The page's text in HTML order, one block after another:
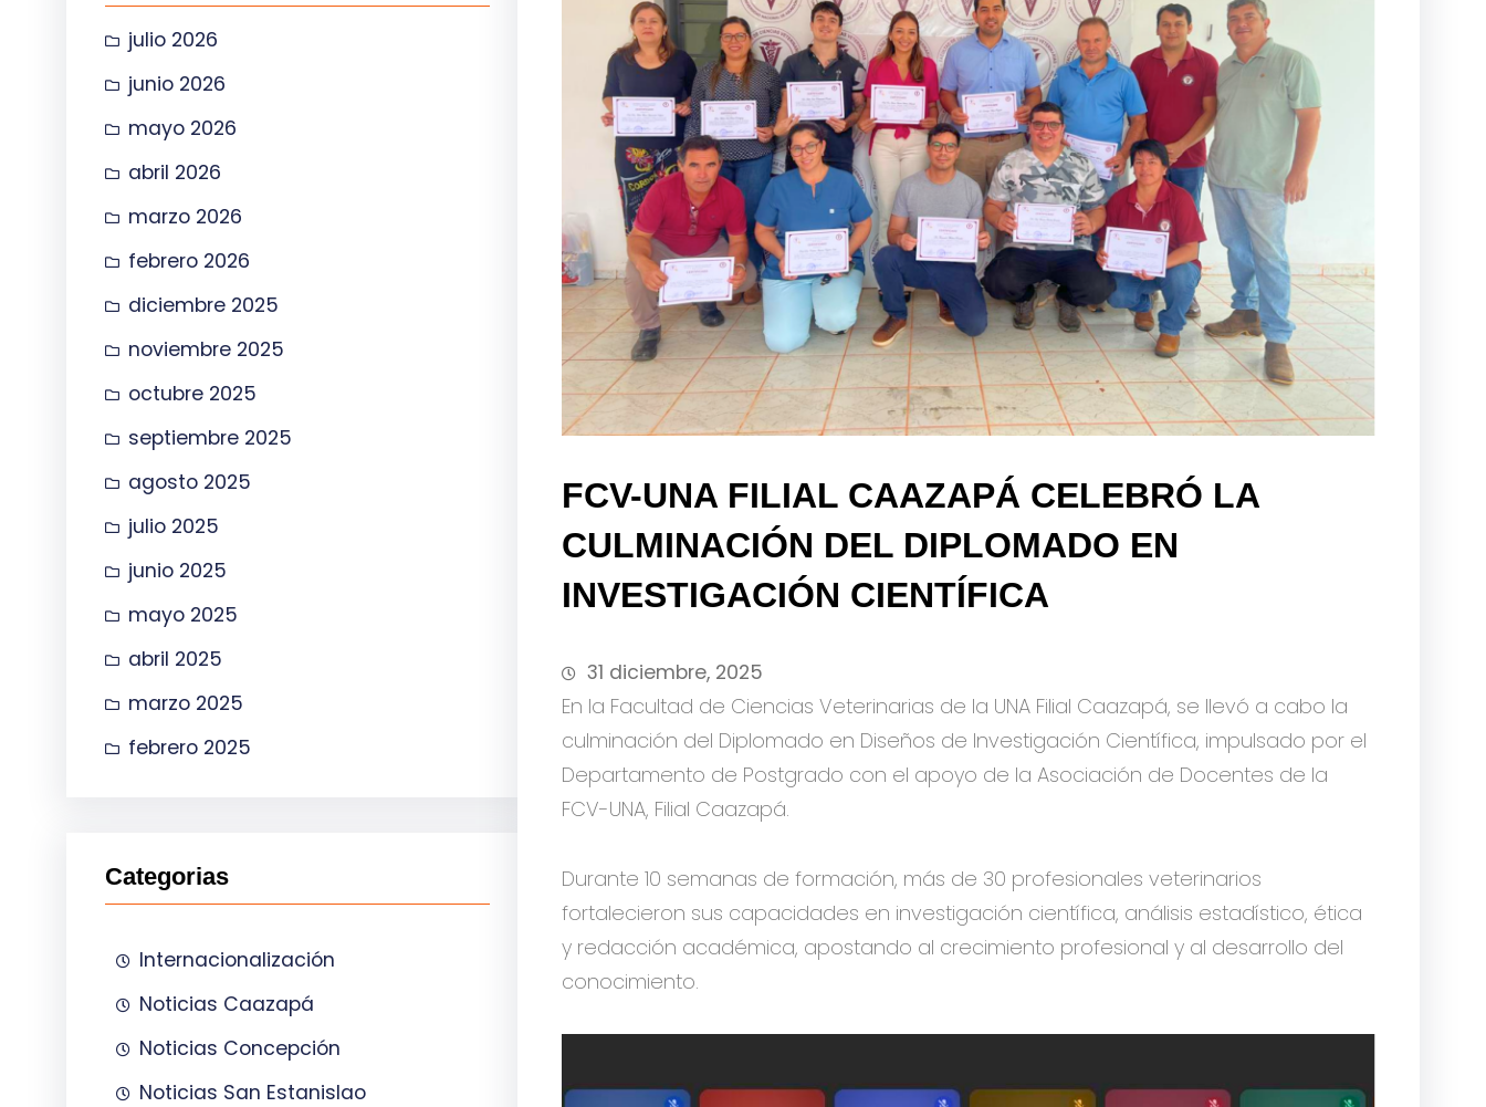
julio 2026
junio 2026
mayo 2026
abril 2026
marzo 2026
febrero 2026
diciembre 2025
noviembre 2025
octubre 2025
septiembre 2025
agosto 2025
julio 2025
junio 2025
mayo 2025
abril 2025
marzo 2025
febrero 2025
Categorias
Internacionalización
Noticias Caazapá
Noticias Concepción
Noticias San Estanislao
FCV-UNA FILIAL CAAZAPÁ CELEBRÓ LA
CULMINACIÓN DEL DIPLOMADO EN
INVESTIGACIÓN CIENTÍFICA
31 diciembre, 2025
En la Facultad de Ciencias Veterinarias de la UNA Filial Caazapá, se llevó a cabo la
culminación del Diplomado en Diseños de Investigación Científica, impulsado por el
Departamento de Postgrado con el apoyo de la Asociación de Docentes de la
FCV-UNA, Filial Caazapá.
Durante 10 semanas de formación, más de 30 profesionales veterinarios
fortalecieron sus capacidades en investigación científica, análisis estadístico, ética
y redacción académica, apostando al crecimiento profesional y al desarrollo del
conocimiento.